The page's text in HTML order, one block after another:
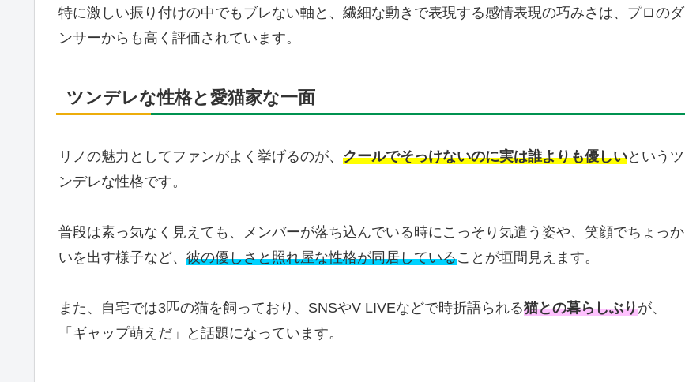
特に激しい振り付けの中でもブレない軸と、繊細な動きで表現する感情表現の巧みさは、プロのダ
ンサーからも高く評価されています。
ツンデレな性格と愛猫家な一面
リノの魅力としてファンがよく挙げるのが、 クールでそっけないのに実は誰よりも優しいというツ
ンデレな性格です。
普段は素っ気なく見えても、メンバーが落ち込んでいる時にこっそり気遣う姿や、笑顔でちょっか
いを出す様子など、 彼の優しさと照れ屋な性格が同居していることが垣間見えます。
また、自宅では3匹の猫を飼っており、SNSやV LIVEなどで時折語られる猫との暮らしぶりが、
「ギャップ萌えだ」と話題になっています。